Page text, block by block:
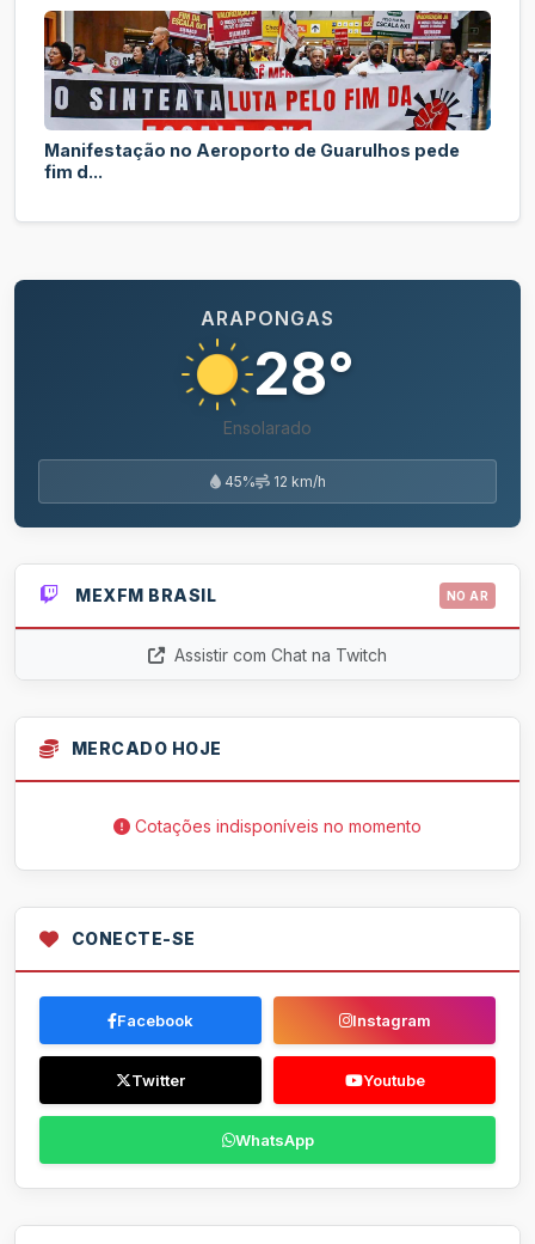
Manifestação no Aeroporto de Guarulhos pede
fim d...
ARAPONGAS
28°
Ensolarado
45% 12 km/h
MEXFM BRASIL NO AR
Assistir com Chat na Twitch
MERCADO HOJE
Cotações indisponíveis no momento
CONECTE-SE
Facebook Instagram
Twitter Youtube
WhatsApp